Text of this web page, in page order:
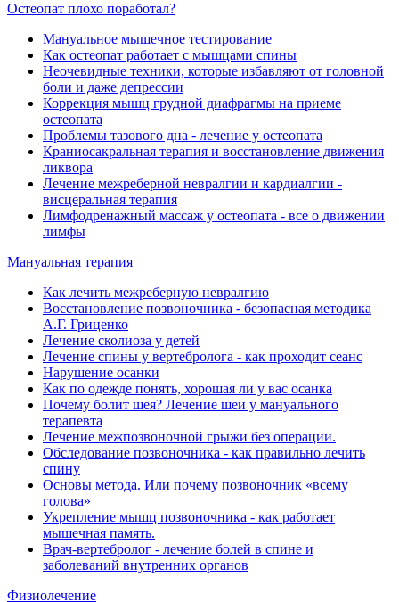
Остеопат плохо поработал?
Мануальное мышечное тестирование
Как остеопат работает с мышцами спины
Неочевидные техники, которые избавляют от головной
боли и даже депрессии
Коррекция мышц грудной диафрагмы на приеме
остеопата
Проблемы тазового дна - лечение у остеопата
Краниосакральная терапия и восстановление движения
ликвора
Лечение межреберной невралгии и кардиалгии -
висцеральная терапия
Лимфодренажный массаж у остеопата - все о движении
лимфы
Мануальная терапия
Как лечить межреберную невралгию
Восстановление позвоночника - безопасная методика
А.Г. Гриценко
Лечение сколиоза у детей
Лечение спины у вертебролога - как проходит сеанс
Нарушение осанки
Как по одежде понять, хорошая ли у вас осанка
Почему болит шея? Лечение шеи у мануального
терапевта
Лечение межпозвоночной грыжи без операции.
Обследование позвоночника - как правильно лечить
спину
Основы метода. Или почему позвоночник «всему
голова»
Укрепление мышц позвоночника - как работает
мышечная память.
Врач-вертебролог - лечение болей в спине и
заболеваний внутренних органов
Физиолечение